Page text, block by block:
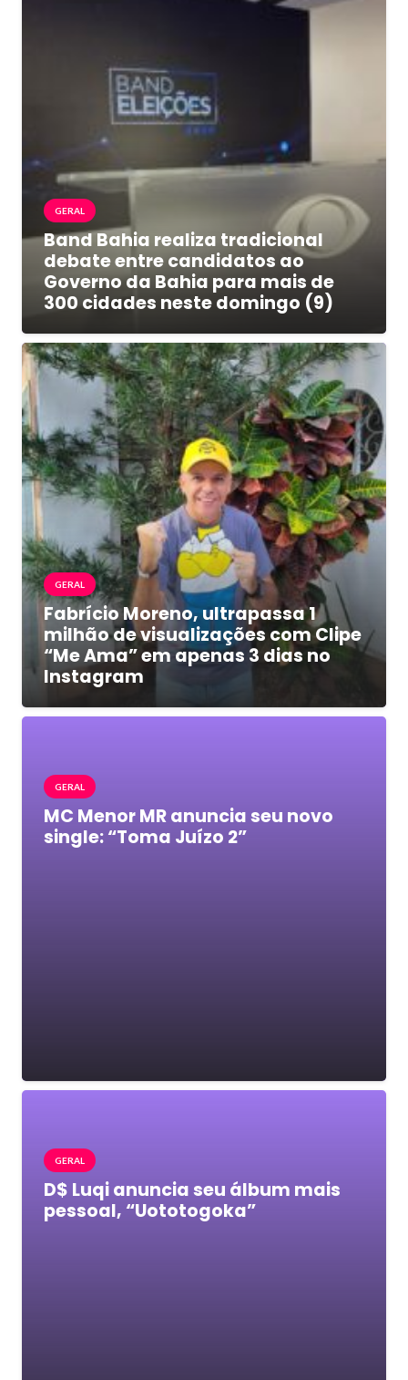
GERAL
Band Bahia realiza tradicional
debate entre candidatos ao
Governo da Bahia para mais de
300 cidades neste domingo (9)
GERAL
Fabrício Moreno, ultrapassa 1
milhão de visualizações com Clipe
“Me Ama” em apenas 3 dias no
Instagram
GERAL
MC Menor MR anuncia seu novo
single: “Toma Juízo 2”
GERAL
D$ Luqi anuncia seu álbum mais
pessoal, “Uototogoka”